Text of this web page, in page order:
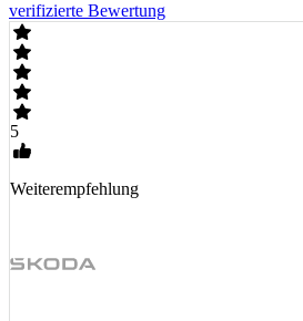
verifizierte Bewertung
5
Weiterempfehlung